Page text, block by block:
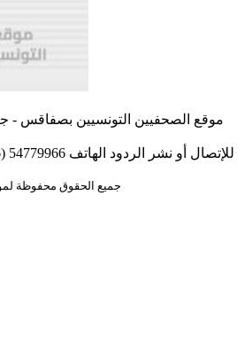
موقع الصحفيين التونسيين بصفاقس -
جميع الحقوق محفوظة